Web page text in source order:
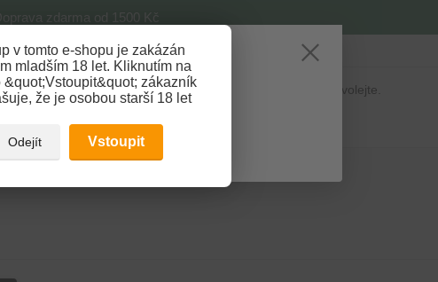
zdarma od 1500 Kč
v tomto e-shopu je zakázán
mladším 18 let. Kliknutím na
&quot;Vstoupit&quot; zákazník
že je osobou starší 18 let
Odejít Vstoupit
Hledat
Nevíte si rady? Zavolejte.
slevu 3%
se a nakupuj se slevou právě teď!
FORMULÁŘ
Zavřít